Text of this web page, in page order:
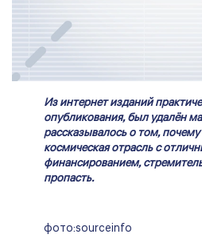
Из интернет изданий
опубликования, был удалён
рассказывалось о том,
космическая отрасль с
финансированием,
пропасть.
фото:sourceinfo